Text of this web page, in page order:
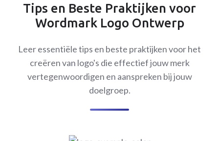
Tips en Beste Praktijken voor
Wordmark Logo Ontwerp
Leer essentiële tips en beste praktijken voor het
creëren van logo's die effectief jouw merk
vertegenwoordigen en aanspreken bij jouw
doelgroep.